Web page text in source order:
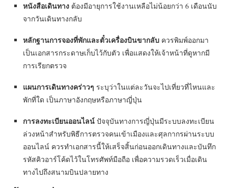
หนังสือเดินทาง ต้องมีอายุการใช้งานเหลือไม่น้อยกว่า 6 เดือนนับ
จากวันเดินทางกลับ
หลักฐานการจองที่พักและตั๋วเครื่องบินขากลับ ควรพิมพ์ออกมา
เป็นเอกสารกระดาษเก็บไว้กับตัว เพื่อแสดงให้เจ้าหน้าที่ดูหากมี
การเรียกตรวจ
แผนการเดินทางคร่าวๆ ระบุว่าในแต่ละวันจะไปเที่ยวที่ไหนและ
พักที่ใด เป็นภาษาอังกฤษหรือภาษาญี่ปุ่น
การลงทะเบียนออนไลน์ ปัจจุบันทางการญี่ปุ่นมีระบบลงทะเบียน
ล่วงหน้าสำหรับพิธีการตรวจคนเข้าเมืองและศุลกากรผ่านระบบ
ออนไลน์ ควรทำเอกสารนี้ให้เสร็จสิ้นก่อนออกเดินทางและบันทึก
รหัสคิวอาร์โค้ดไว้ในโทรศัพท์มือถือ เพื่อความรวดเร็วเมื่อเดิน
ทางไปถึงสนามบินปลายทาง